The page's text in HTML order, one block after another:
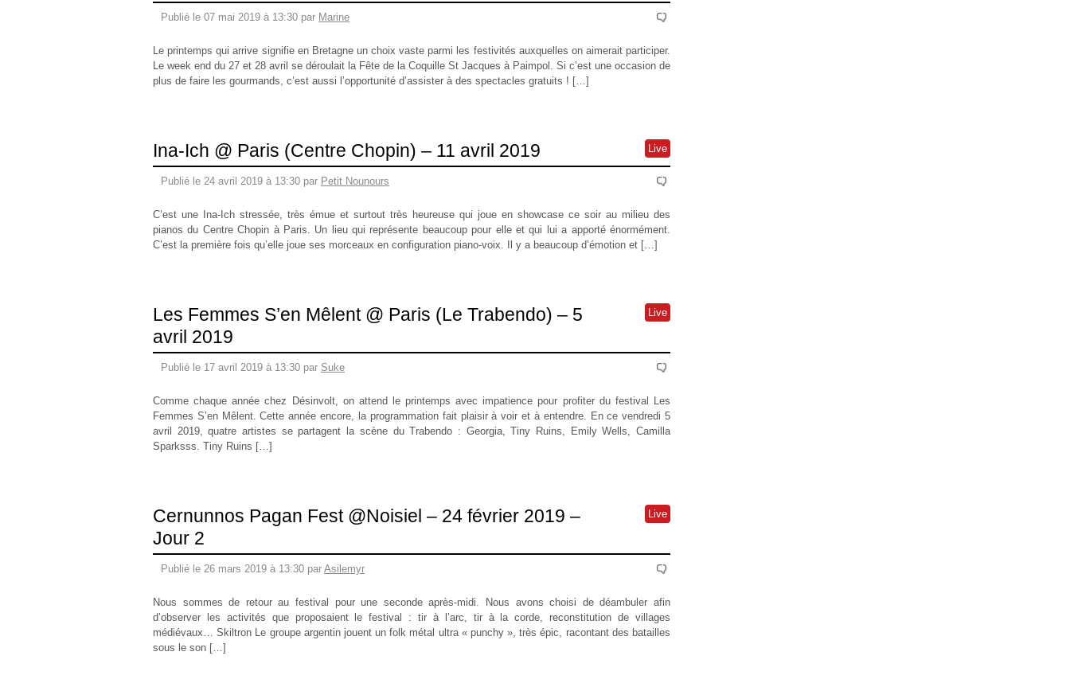
Publié le 07 mai 2019 à 13:30 par Marine
Le printemps qui arrive signifie en Bretagne un choix vaste parmi les festivités auxquelles on aimerait participer.
Le week end du 27 et 28 avril se déroulait la Fête de la Coquille St Jacques à Paimpol. Si c’est une occasion de
plus de faire les gourmands, c’est aussi l’opportunité d’assister à des spectacles gratuits ! […]
Ina-Ich @ Paris (Centre Chopin) – 11 avril 2019 Live
Publié le 24 avril 2019 à 13:30 par Petit Nounours
C’est une Ina-Ich stressée, très émue et surtout très heureuse qui joue en showcase ce soir au milieu des
pianos du Centre Chopin à Paris. Un lieu qui représente beaucoup pour elle et qui lui a apporté énormément.
C’est la première fois qu’elle joue ses morceaux en configuration piano-voix. Il y a beaucoup d’émotion et […]
Les Femmes S’en Mêlent @ Paris (Le Trabendo) – 5
avril 2019
Live
Publié le 17 avril 2019 à 13:30 par Suke
Comme chaque année chez Désinvolt, on attend le printemps avec impatience pour profiter du festival Les
Femmes S’en Mêlent. Cette année encore, la programmation fait plaisir à voir et à entendre. En ce vendredi 5
avril 2019, quatre artistes se partagent la scène du Trabendo : Georgia, Tiny Ruins, Emily Wells, Camilla
Sparksss. Tiny Ruins […]
Cernunnos Pagan Fest @Noisiel – 24 février 2019 –
Jour 2
Live
Publié le 26 mars 2019 à 13:30 par Asilemyr
Nous sommes de retour au festival pour une seconde après-midi. Nous avons choisi de déambuler afin
d’observer les activités que proposaient le festival : tir à l’arc, tir à la corde, reconstitution de villages
médiévaux… Skiltron Le groupe argentin jouent un folk métal ultra « punchy », très épic, racontant des batailles
sous le son […]